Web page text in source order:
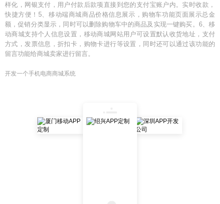
样化，网银支付，用户付款后款项直接到您的支付宝账户内。实时收款，
快捷方便！5、移动端商城商品价格信息展示，购物车功能页面展示总金
额，促销分类显示，同时可以删除购物车中的商品及实现一键购买。6、移
动商城支持个人信息设置，移动商城网站用户可设置默认收货地址，支付
方式，发票信息，折扣卡，购物卡进行等设置，同时还可以通过该功能的
留言功能给商城卖家进行留言。
开发一个手机电商商城系统